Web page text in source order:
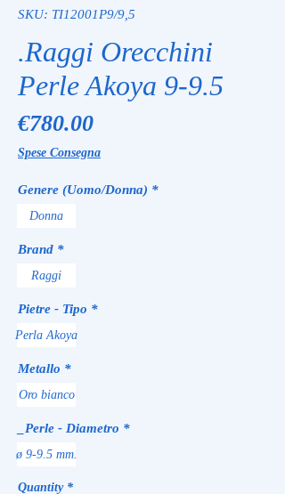
SKU: TI12001P9/9,5
.Raggi Orecchini
Perle Akoya 9-9.5
€780.00Price
Spese Consegna
Genere (Uomo/Donna) *
Donna
Brand *
Raggi
Pietre - Tipo *
Perla Akoya
Metallo *
Oro bianco
_Perle - Diametro *
ø 9-9.5 mm.
Quantity *